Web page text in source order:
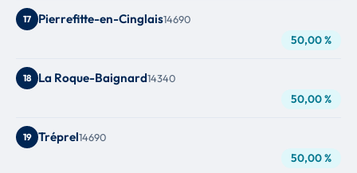
17 Pierrefitte-en-Cinglais14690
50,00 %
18 La Roque-Baignard14340
50,00 %
19 Tréprel14690
50,00 %